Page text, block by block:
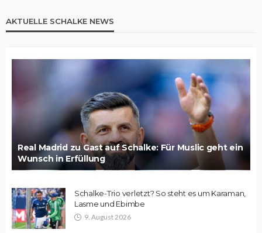
AKTUELLE SCHALKE NEWS
Real Madrid zu Gast auf Schalke: Für Muslic geht ein
Wunsch in Erfüllung
Schalke-Trio verletzt? So steht es um Karaman,
Lasme und Ebimbe
9. August 2026